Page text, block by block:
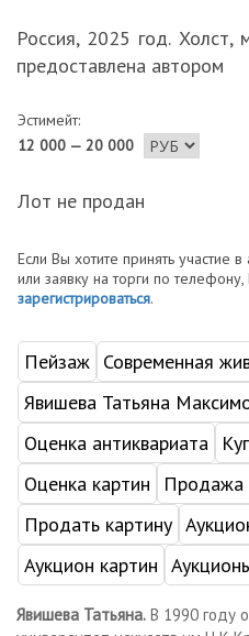
Россия, 2025 год.
предоставлена автором
Эстимейт:
12 000 — 20 000
Лот не продан
Если Вы хотите принять участие
или заявку на торги по
зарегистрироваться.
Пейзаж Современная
Явишева Татьяна
Оценка антиквариата
Оценка картин
Продажа
Продать картину
Аукцион картин
Явишева Татьяна. В 1990 году